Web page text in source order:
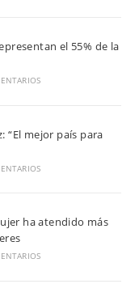
el 55% de la
“El mejor país para
ha atendido más